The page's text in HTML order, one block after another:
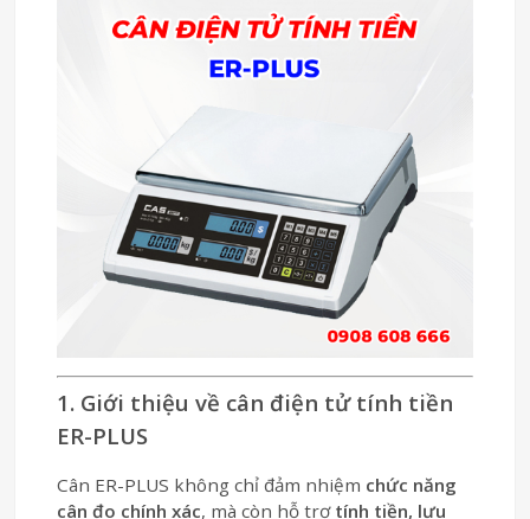
1. Giới thiệu về cân điện tử tính tiền
ER-PLUS
Cân ER-PLUS không chỉ đảm nhiệm chức năng
cân đo chính xác, mà còn hỗ trợ tính tiền, lưu